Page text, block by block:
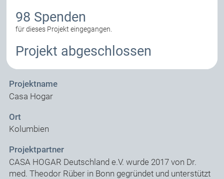
98 Spenden
für dieses Projekt eingegangen.
Projekt abgeschlossen
Projektname
Casa Hogar
Ort
Kolumbien
Projektpartner
CASA HOGAR Deutschland e.V. wurde 2017 von Dr.
med. Theodor Rüber in Bonn gegründet und unterstützt